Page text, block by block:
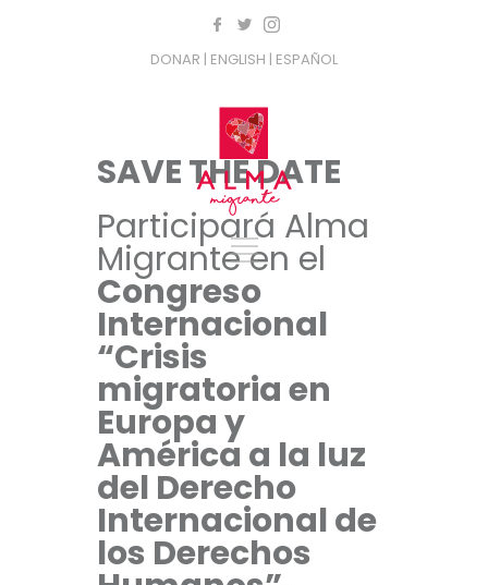
DONAR | ENGLISH | ESPAÑOL
SAVE THE DATE
Participará Alma
Migrante en el
Congreso
Internacional
“Crisis
migratoria en
Europa y
América a la luz
del Derecho
Internacional de
los Derechos